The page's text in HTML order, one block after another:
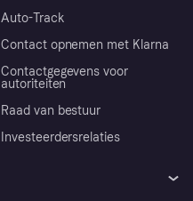
Auto-Track
Contact opnemen met Klarna
Contactgegevens voor
autoriteiten
Raad van bestuur
Investeerdersrelaties